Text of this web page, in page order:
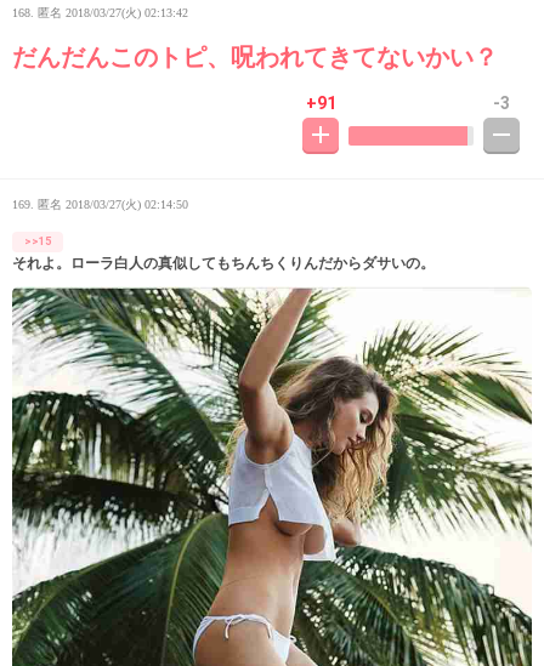
168. 匿名 2018/03/27(火) 02:13:42
だんだんこのトピ、呪われてきてないかい？
+91 -3
169. 匿名 2018/03/27(火) 02:14:50
>>15
それよ。ローラ白人の真似してもちんちくりんだからダサいの。